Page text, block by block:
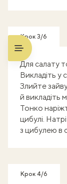
Крок 3/6
Для салату
Викладіть у
Злийте
й викладіть
Тонко
цибулі.
з цибулею в
Крок 4/6